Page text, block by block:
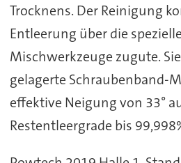
Trocknens. Der Reinigung
Entleerung über die
Mischwerkzeuge zugute.
gelagerte Schraubenband-
effektive Neigung von 33°
Restentleergrade bis